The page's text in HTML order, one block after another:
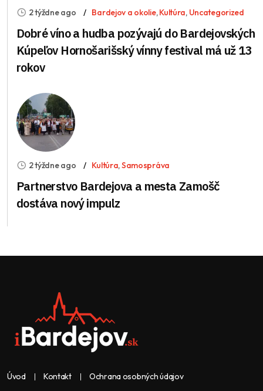
2 týždne ago Bardejov a okolie,Kultúra, Uncategorized
Dobré víno a hudba pozývajú do Bardejovských
Kúpeľov Hornošarišský vínny festival má už 13
rokov
2 týždne ago Kultúra,Samospráva
Partnerstvo Bardejova a mesta Zamošč
dostáva nový impulz
Úvod Kontakt Ochrana osobných údajov